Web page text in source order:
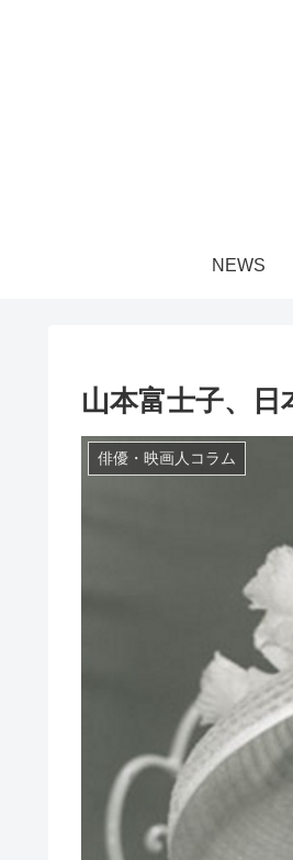
NEWS
山本富士子、
俳優・映画人コラム